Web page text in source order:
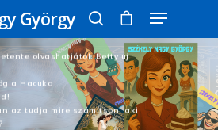
a kereséshez, vagy nyomd
a bezáráshoz
György
olvashatjátok Betty új
a Hacuka
az tudja mire számítson, aki